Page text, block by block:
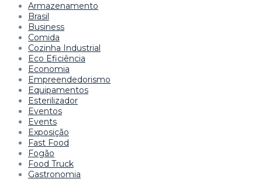
Armazenamento
Brasil
Business
Comida
Cozinha Industrial
Eco Eficiência
Economia
Empreendedorismo
Equipamentos
Esterilizador
Eventos
Events
Exposição
Fast Food
Fogão
Food Truck
Gastronomia